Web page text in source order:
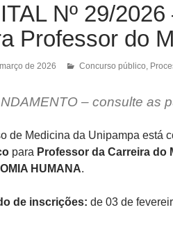
Nº 29/
Professor do
de 2026 Concurso público
– consulte as
de Medicina da Unipampa está
para Professor da Carreira do
HUMANA.
de inscrições: de 03 de